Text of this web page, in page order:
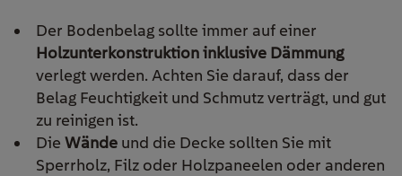
Der Bodenbelag sollte immer auf einer
Holzunterkonstruktion inklusive Dämmung
verlegt werden. Achten Sie darauf, dass der
Belag Feuchtigkeit und Schmutz verträgt, und gut
zu reinigen ist.
Die Wände und die Decke sollten Sie mit
Sperrholz, Filz oder Holzpaneelen oder anderen